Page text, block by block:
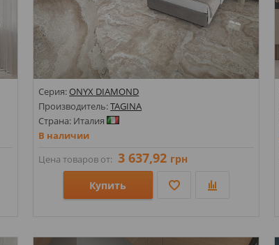
Серия:ONYX DIAMOND
Производитель:TAGINA
Страна: Италия
В наличии
Цена товаров от: 3 637,92 грн
Купить
Стили: Оникс; Под камень; Под мрамор;